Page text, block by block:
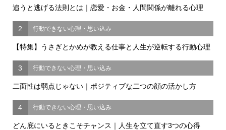
追うと逃げる法則とは｜恋愛・お金・人間関係が離れる心理
2 行動できない心理・思い込み
【特集】うさぎとかめが教える仕事と人生が逆転する行動心理
3 行動できない心理・思い込み
二面性は弱点じゃない｜ポジティブな二つの顔の活かし方
4 行動できない心理・思い込み
どん底にいるときこそチャンス｜人生を立て直す3つの心得